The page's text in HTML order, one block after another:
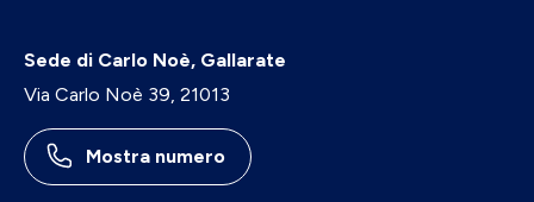
Sede di Carlo Noè, Gallarate
Via Carlo Noè 39, 21013
Mostra numero